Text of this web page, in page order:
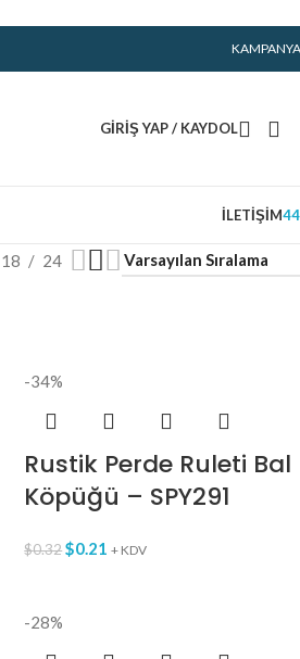
GIRIŞ YAP / KAYDOL
İLETIŞIM
18 24
-34%
Rustik Perde Ruleti Bal
Köpüğü – SPY291
$0.32 $0.21 + KDV
-28%